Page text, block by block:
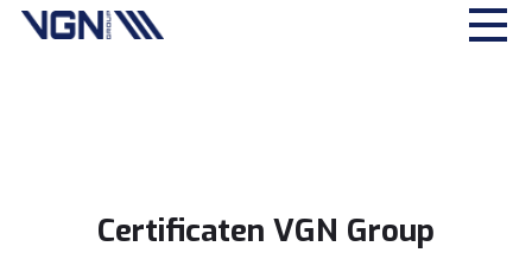
Certificaten VGN Group